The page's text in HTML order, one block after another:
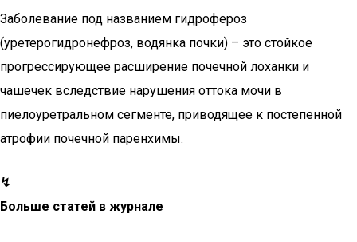
Заболевание под названием гидрофероз
(уретерогидронефроз, водянка почки) – это стойкое
прогрессирующее расширение почечной лоханки и
чашечек вследствие нарушения оттока мочи в
пиелоуретральном сегменте, приводящее к постепенной
атрофии почечной паренхимы.
↯
Больше статей в журнале